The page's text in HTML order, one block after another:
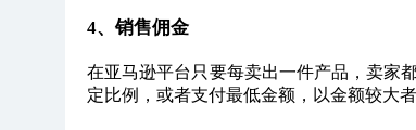
4、销售佣金
在亚马逊平台只要每卖出一件产品，卖家
定比例，或者支付最低金额，以金额较大